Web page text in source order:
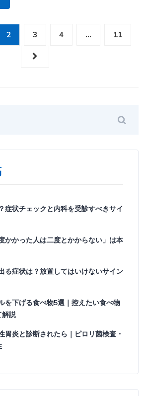
2 3 4 … 11
症状チェックと内科を受診すべきサイ
かかった人は二度とかからない」は本
る症状は？放置してはいけないサイン
を下げる食べ物5選｜控えたい食べ物
解説
胃炎と診断されたら｜ピロリ菌検査・